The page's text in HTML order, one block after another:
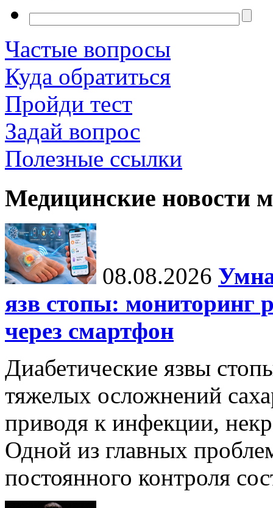
Частые вопросы
Куда обратиться
Пройди тест
Задай вопрос
Полезные ссылки
Медицинские новости
08.08.2026
язв стопы: мониторинг
через смартфон
Диабетические язвы
тяжелых осложнений
приводя к инфекции,
Одной из главных
постоянного контроля